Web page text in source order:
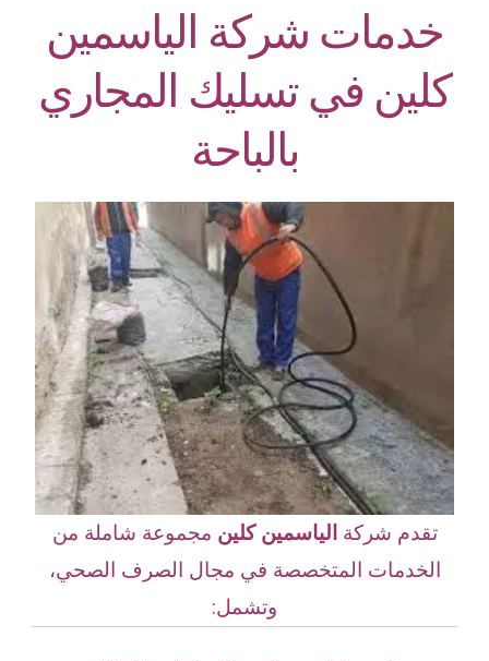
خدمات شركة الياسمين
كلين في تسليك المجاري
بالباحة
تقدم شركةالياسمين كلين مجموعة شاملة من
الخدمات المتخصصة في مجال الصرف الصحي،
وتشمل: